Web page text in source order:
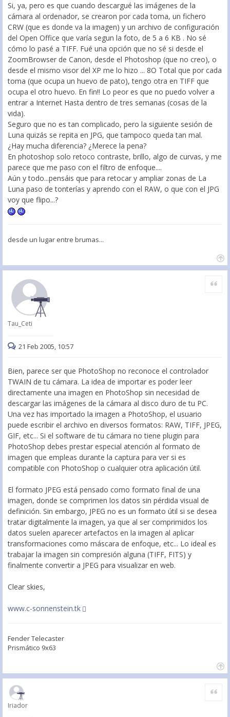
Si, ya, pero es que cuando descargué las imágenes de la
cámara al ordenador, se crearon por cada toma, un fichero
CRW (que es donde va la imagen) y un archivo de configuración
del Open Office que varía segun la foto, de 5 a 6 KB . No sé
cómo lo pasé a TIFF. Fué una opción que no sé si desde el
ZoomBrowser de Canon, desde el Photoshop (que no creo), o
desde el mismo visor del XP me lo hizo ... 8O Total que por cada
toma (que ocupa un huevo de pato), tengo otra en TIFF que
ocupa el otro huevo. En fin!! Lo peor es que no puedo volver a
entrar a Internet Hasta dentro de tres semanas (cosas de la
vida).
Seguro que no es tan complicado, pero la siguiente sesión de
Luna quizás se repita en JPG, que tampoco queda tan mal.
¿Hay mucha diferencia? ¿Merece la pena?
En photoshop solo retoco contraste, brillo, algo de curvas, y me
parece que me paso con el filtro de enfoque....
Aún y todo...pensáis que para retocar y ampliar zonas de La
Luna paso de tonterías y aprendo con el RAW, o que con el JPG
voy que flipo...?
desde un lugar entre brumas...
Tau_Ceti
Citar
21 Feb 2005, 10:57
Bien, parece ser que PhotoShop no reconoce el controlador
TWAIN de tu cámara. La idea de importar es poder leer
directamente una imagen en PhotoShop sin necesidad de
descargar las imágenes de la cámara al disco duro de tu PC.
Una vez has importado la imagen a PhotoShop, el usuario
puede escribir el archivo en diversos formatos: RAW, TIFF, JPEG,
GIF, etc... Si el software de tu cámara no tiene plugin para
PhotoShop debes prestar especial atención al formato de
imagen que empleas durante la captura para ver si es
compatible con PhotoShop o cualquier otra aplicación útil.
El formato JPEG está pensado como formato final de una
imagen, donde se comprimen los datos sin pérdida visual de
definición. Sin embargo, JPEG no es un formato útil si se desea
tratar digitalmente la imagen, ya que al ser comprimidos los
datos suelen aparecer artefactos en la imagen al aplicar
transformaciones como máscara de enfoque, etc... Lo ideal es
trabajar la imagen sin compresión alguna (TIFF, FITS) y
finalmente convertir a JPEG para visualizar en web.
Clear skies,
www.c-sonnenstein.tk
Fender Telecaster
Prismático 9x63
Iriador
Citar